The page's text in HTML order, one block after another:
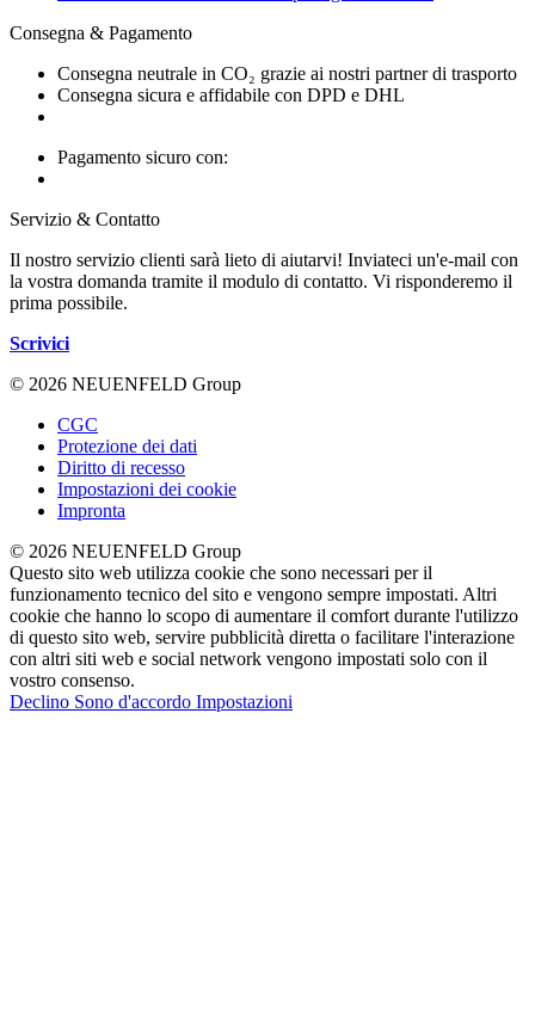
Consegna & Pagamento
Consegna neutrale in CO₂ grazie ai nostri partner di trasporto
Consegna sicura e affidabile con DPD e DHL
Pagamento sicuro con:
Servizio & Contatto
Il nostro servizio clienti sarà lieto di aiutarvi! Inviateci un'e-mail con
la vostra domanda tramite il modulo di contatto. Vi risponderemo il
prima possibile.
Scrivici
© 2026 NEUENFELD Group
CGC
Protezione dei dati
Diritto di recesso
Impostazioni dei cookie
Impronta
© 2026 NEUENFELD Group
Questo sito web utilizza cookie che sono necessari per il
funzionamento tecnico del sito e vengono sempre impostati. Altri
cookie che hanno lo scopo di aumentare il comfort durante l'utilizzo
di questo sito web, servire pubblicità diretta o facilitare l'interazione
con altri siti web e social network vengono impostati solo con il
vostro consenso.
Declino Sono d'accordo Impostazioni